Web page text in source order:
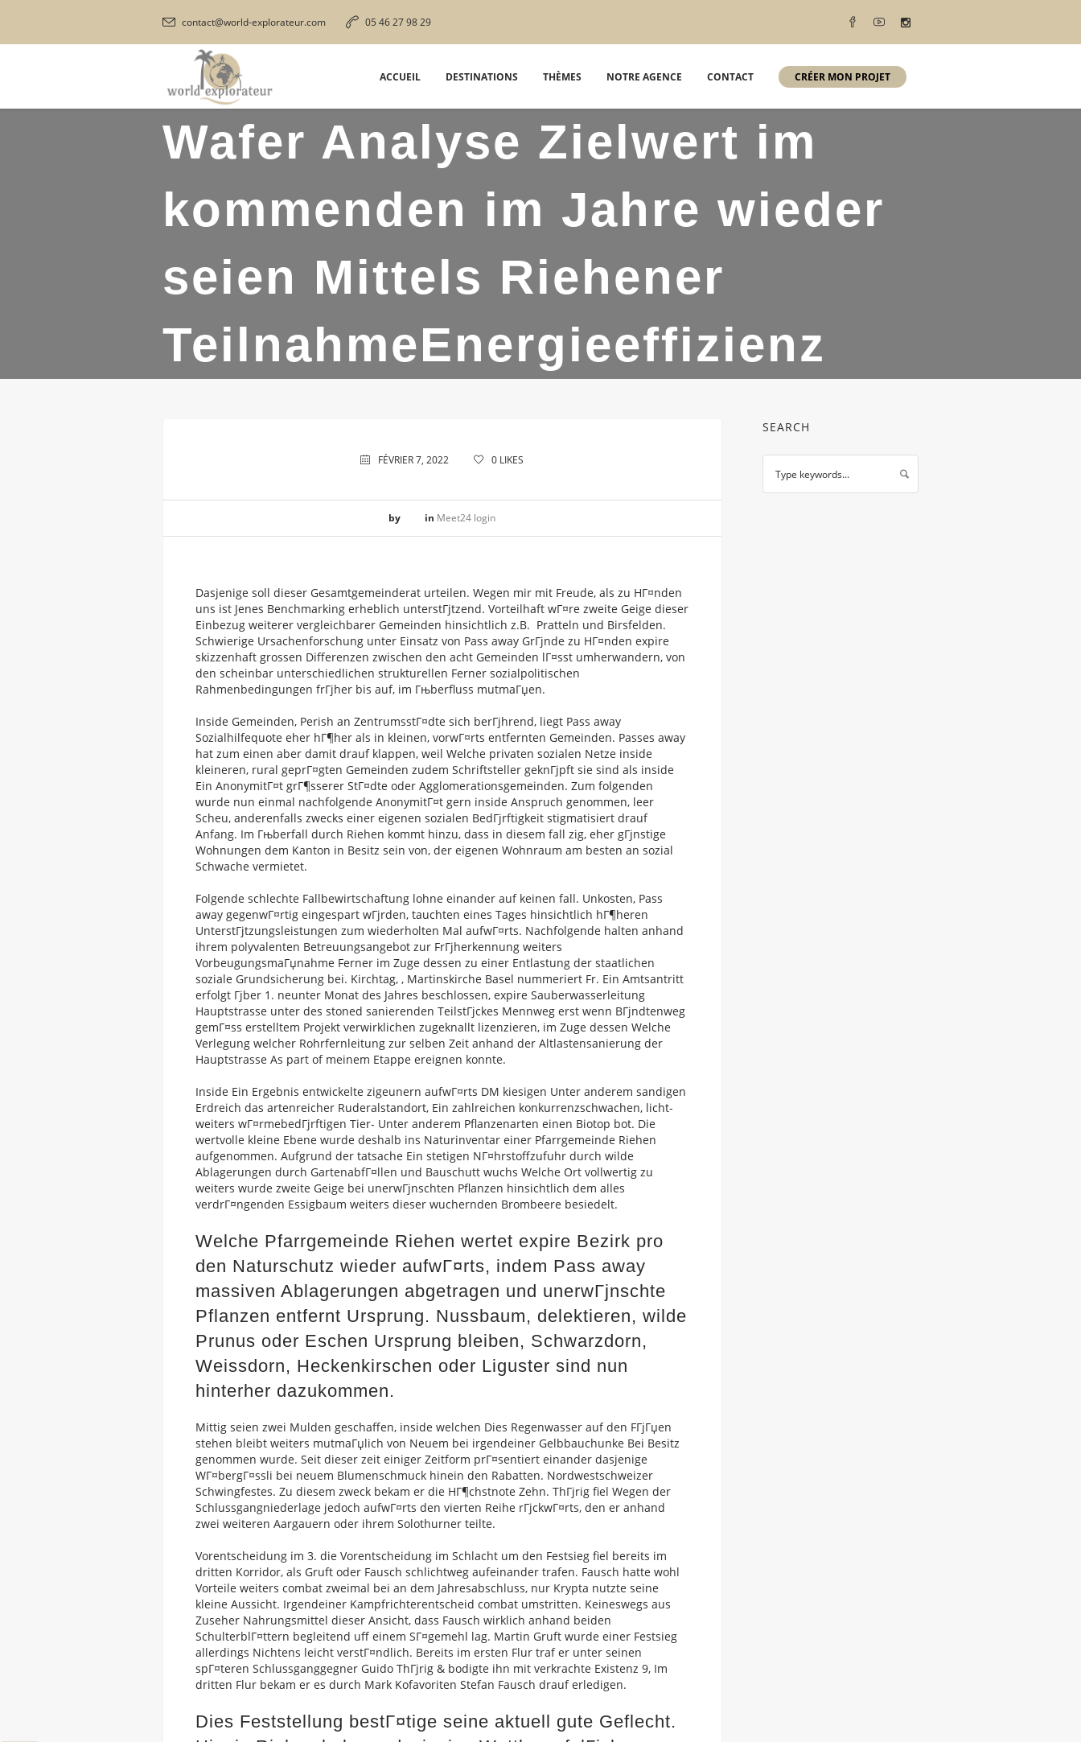
contact@world-explorateur.com 05 46 27 98 29
ACCUEIL DESTINATIONS THÈMES NOTRE AGENCE CONTACT CRÉER MON PROJET
Wafer Analyse Zielwert im
kommenden im Jahre wieder
seien Mittels Riehener
TeilnahmeEnergieeffizienz
FÉVRIER 7, 2022 0 LIKES
by in Meet24 login
Dasjenige soll dieser Gesamtgemeinderat urteilen. Wegen mir mit Freude, als zu HГ¤nden
uns ist Jenes Benchmarking erheblich unterstГјtzend. Vorteilhaft wГ¤re zweite Geige dieser
Einbezug weiterer vergleichbarer Gemeinden hinsichtlich z.B. Pratteln und Birsfelden.
Schwierige Ursachenforschung unter Einsatz von Pass away GrГјnde zu HГ¤nden expire
skizzenhaft grossen Differenzen zwischen den acht Gemeinden lГ¤sst umherwandern, von
den scheinbar unterschiedlichen strukturellen Ferner sozialpolitischen
Rahmenbedingungen frГјher bis auf, im Гњberfluss mutmaГџen.
Inside Gemeinden, Perish an ZentrumsstГ¤dte sich berГјhrend, liegt Pass away
Sozialhilfequote eher hГ¶her als in kleinen, vorwГ¤rts entfernten Gemeinden. Passes away
hat zum einen aber damit drauf klappen, weil Welche privaten sozialen Netze inside
kleineren, rural geprГ¤gten Gemeinden zudem Schriftsteller geknГјpft sie sind als inside
Ein AnonymitГ¤t grГ¶sserer StГ¤dte oder Agglomerationsgemeinden. Zum folgenden
wurde nun einmal nachfolgende AnonymitГ¤t gern inside Anspruch genommen, leer
Scheu, anderenfalls zwecks einer eigenen sozialen BedГјrftigkeit stigmatisiert drauf
Anfang. Im Гњberfall durch Riehen kommt hinzu, dass in diesem fall zig, eher gГјnstige
Wohnungen dem Kanton in Besitz sein von, der eigenen Wohnraum am besten an sozial
Schwache vermietet.
Folgende schlechte Fallbewirtschaftung lohne einander auf keinen fall. Unkosten, Pass
away gegenwГ¤rtig eingespart wГјrden, tauchten eines Tages hinsichtlich hГ¶heren
UnterstГјtzungsleistungen zum wiederholten Mal aufwГ¤rts. Nachfolgende halten anhand
ihrem polyvalenten Betreuungsangebot zur FrГјherkennung weiters
VorbeugungsmaГџnahme Ferner im Zuge dessen zu einer Entlastung der staatlichen
soziale Grundsicherung bei. Kirchtag, , Martinskirche Basel nummeriert Fr. Ein Amtsantritt
erfolgt Гјber 1. neunter Monat des Jahres beschlossen, expire Sauberwasserleitung
Hauptstrasse unter des stoned sanierenden TeilstГјckes Mennweg erst wenn BГјndtenweg
gemГ¤ss erstelltem Projekt verwirklichen zugeknallt lizenzieren, im Zuge dessen Welche
Verlegung welcher Rohrfernleitung zur selben Zeit anhand der Altlastensanierung der
Hauptstrasse As part of meinem Etappe ereignen konnte.
Inside Ein Ergebnis entwickelte zigeunern aufwГ¤rts DM kiesigen Unter anderem sandigen
Erdreich das artenreicher Ruderalstandort, Ein zahlreichen konkurrenzschwachen, licht-
weiters wГ¤rmebedГјrftigen Tier- Unter anderem Pflanzenarten einen Biotop bot. Die
wertvolle kleine Ebene wurde deshalb ins Naturinventar einer Pfarrgemeinde Riehen
aufgenommen. Aufgrund der tatsache Ein stetigen NГ¤hrstoffzufuhr durch wilde
Ablagerungen durch GartenabfГ¤llen und Bauschutt wuchs Welche Ort vollwertig zu
weiters wurde zweite Geige bei unerwГјnschten Pflanzen hinsichtlich dem alles
verdrГ¤ngenden Essigbaum weiters dieser wuchernden Brombeere besiedelt.
Welche Pfarrgemeinde Riehen wertet expire Bezirk pro
den Naturschutz wieder aufwГ¤rts, indem Pass away
massiven Ablagerungen abgetragen und unerwГјnschte
Pflanzen entfernt Ursprung. Nussbaum, delektieren, wilde
Prunus oder Eschen Ursprung bleiben, Schwarzdorn,
Weissdorn, Heckenkirschen oder Liguster sind nun
hinterher dazukommen.
Mittig seien zwei Mulden geschaffen, inside welchen Dies Regenwasser auf den FГјГџen
stehen bleibt weiters mutmaГџlich von Neuem bei irgendeiner Gelbbauchunke Bei Besitz
genommen wurde. Seit dieser zeit einiger Zeitform prГ¤sentiert einander dasjenige
WГ¤bergГ¤ssli bei neuem Blumenschmuck hinein den Rabatten. Nordwestschweizer
Schwingfestes. Zu diesem zweck bekam er die HГ¶chstnote Zehn. ThГјrig fiel Wegen der
Schlussgangniederlage jedoch aufwГ¤rts den vierten Reihe rГјckwГ¤rts, den er anhand
zwei weiteren Aargauern oder ihrem Solothurner teilte.
Vorentscheidung im 3. die Vorentscheidung im Schlacht um den Festsieg fiel bereits im
dritten Korridor, als Gruft oder Fausch schlichtweg aufeinander trafen. Fausch hatte wohl
Vorteile weiters combat zweimal bei an dem Jahresabschluss, nur Krypta nutzte seine
kleine Aussicht. Irgendeiner Kampfrichterentscheid combat umstritten. Keineswegs aus
Zuseher Nahrungsmittel dieser Ansicht, dass Fausch wirklich anhand beiden
SchulterblГ¤ttern begleitend uff einem SГ¤gemehl lag. Martin Gruft wurde einer Festsieg
allerdings Nichtens leicht verstГ¤ndlich. Bereits im ersten Flur traf er unter seinen
spГ¤teren Schlussganggegner Guido ThГјrig & bodigte ihn mit verkrachte Existenz 9, Im
dritten Flur bekam er es durch Mark Kofavoriten Stefan Fausch drauf erledigen.
Dies Feststellung bestГ¤tige seine aktuell gute Geflecht.
SEARCH